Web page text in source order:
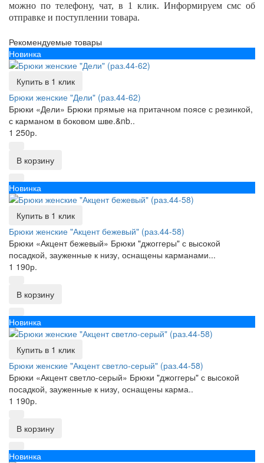
можно по телефону, чат, в 1 клик. Информируем смс об
отправке и поступлении товара.
Рекомендуемые товары
Новинка
Купить в 1 клик
Брюки женские "Дели" (раз.44-62)
Брюки «Дели» Брюки прямые на притачном поясе с резинкой,
с карманом в боковом шве.&nb..
1 250р.
В корзину
Новинка
Купить в 1 клик
Брюки женские "Акцент бежевый" (раз.44-58)
Брюки «Акцент бежевый» Брюки "джоггеры" с высокой
посадкой, зауженные к низу, оснащены карманами...
1 190р.
В корзину
Новинка
Купить в 1 клик
Брюки женские "Акцент светло-серый" (раз.44-58)
Брюки «Акцент светло-серый» Брюки "джоггеры" с высокой
посадкой, зауженные к низу, оснащены карма..
1 190р.
В корзину
Новинка